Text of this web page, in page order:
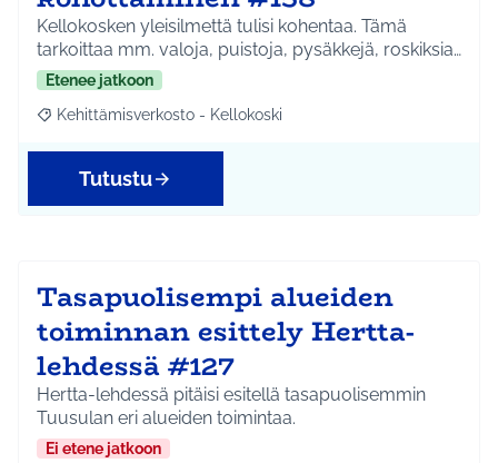
Kellokosken yleisilmettä tulisi kohentaa. Tämä
tarkoittaa mm. valoja, puistoja, pysäkkejä, roskiksia…
Etenee jatkoon
Rajaa tulokset aihepiirin mukaan: Kehittämisverkosto -
Kehittämisverkosto - Kellokoski
Tutustu
Tasapuolisempi alueiden
toiminnan esittely Hertta-
lehdessä #127
Hertta-lehdessä pitäisi esitellä tasapuolisemmin
Tuusulan eri alueiden toimintaa.
Ei etene jatkoon